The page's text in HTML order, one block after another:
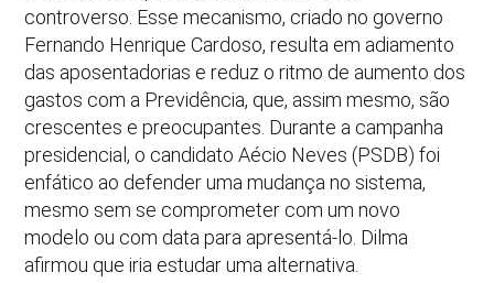
controverso. Esse mecanismo, criado no governo
Fernando Henrique Cardoso, resulta em adiamento
das aposentadorias e reduz o ritmo de aumento dos
gastos com a Previdência, que, assim mesmo, são
crescentes e preocupantes. Durante a campanha
presidencial, o candidato Aécio Neves (PSDB) foi
enfático ao defender uma mudança no sistema,
mesmo sem se comprometer com um novo
modelo ou com data para apresentá-lo. Dilma
afirmou que iria estudar uma alternativa.